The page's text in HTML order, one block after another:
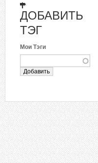
ДОБАВИТЬ
ТЭГ
Мои Тэги